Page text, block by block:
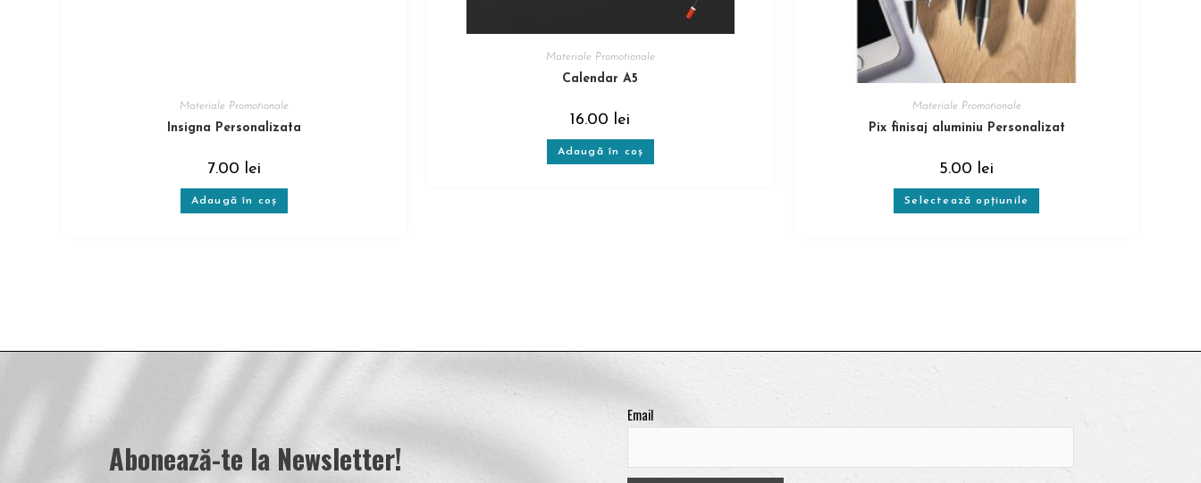
Materiale Promotionale
Insigna Personalizata
7.00 lei
Adaugă în coș
Materiale Promotionale
Calendar A5
16.00 lei
Adaugă în coș
Materiale Promotionale
Pix finisaj aluminiu Personalizat
5.00 lei
Selectează opțiunile
Abonează-te la Newsletter!
Email